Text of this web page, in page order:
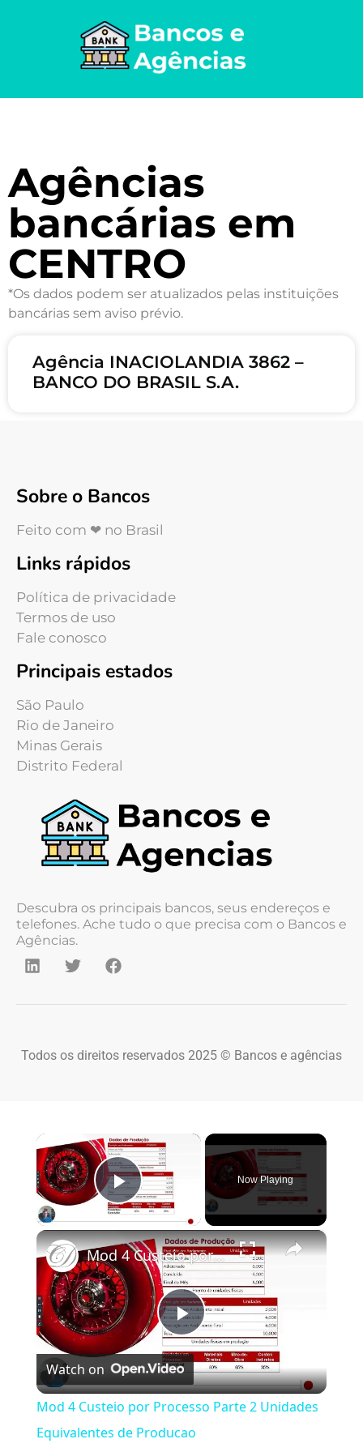
Agências
bancárias em
CENTRO
*Os dados podem ser atualizados pelas instituições
bancárias sem aviso prévio.
Agência INACIOLANDIA 3862 –
BANCO DO BRASIL S.A.
Sobre o Bancos
Feito com ❤ no Brasil
Links rápidos
Política de privacidade
Termos de uso
Fale conosco
Principais estados
São Paulo
Rio de Janeiro
Minas Gerais
Distrito Federal
Descubra os principais bancos, seus endereços e
telefones. Ache tudo o que precisa com o Bancos e
Agências.
Todos os direitos reservados 2025 © Bancos e agências
×
Play Video
Now Playing
×
Play Video
Mod 4 Custeio por Processo Parte 2 Unidades Equivalentes de Producao
Watch on
Mod 4 Custeio por Processo Parte 2 Unidades
Equivalentes de Producao